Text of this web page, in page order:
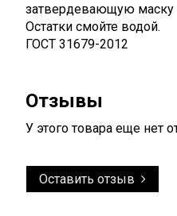
затвердевающую маску
Остатки смойте водой.
ГОСТ 31679-2012
Отзывы
У этого товара еще нет
Оставить отзыв